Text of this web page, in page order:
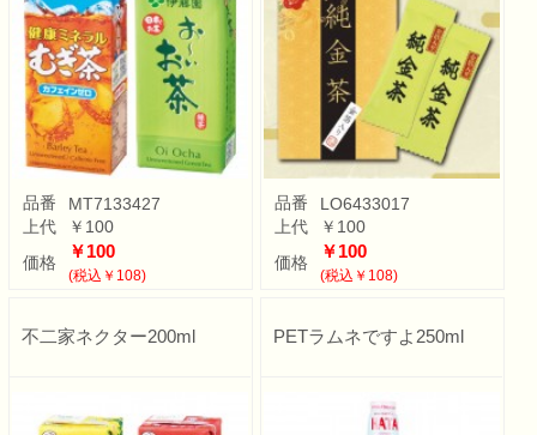
品番
MT7133427
上代
￥100
価格
￥100
(税込￥108)
品番
LO6433017
上代
￥100
価格
￥100
(税込￥108)
不二家ネクター200ml PETラムネですよ250ml